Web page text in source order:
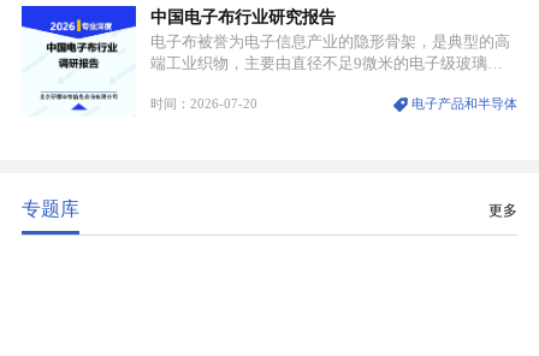
业。
中国电子布行业研究报告
电子布被誉为电子信息产业的隐形骨架，是典型的高
端工业织物，主要由直径不足9微米的电子级玻璃纤
生产制造过程中不可或缺的核心基材。电子布具备高
时间：2026-07-20 电子产品和半导体
专题库 更多